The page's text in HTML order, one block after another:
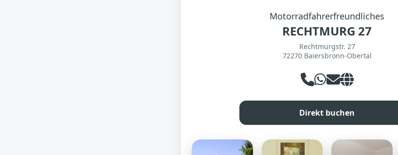
Motorradfahrerfreundliches
RECHTMURG 27
Rechtmurgstr. 27
72270 Baiersbronn-Obertal
Direkt buchen